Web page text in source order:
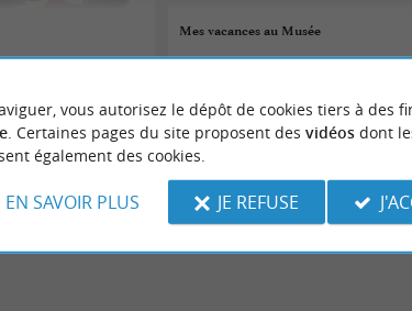
Mes vacances au Musée
Dax
vous autorisez le dépôt de cookies tiers à des
. Certaines pages du site proposent des vidéosdont
également des cookies.
EN SAVOIR PLUS JE REFUSE